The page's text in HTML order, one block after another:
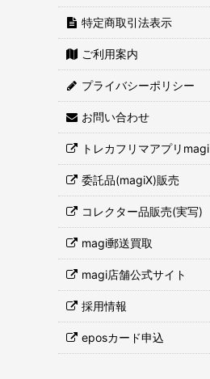
特定商取引法表示
ご利用案内
プライバシーポリシー
お問い合わせ
トレカフリマアプリmagi
委託品(magiX)販売
コレクター品販売(実写)
magi郵送買取
magi店舗公式サイト
採用情報
eposカード申込